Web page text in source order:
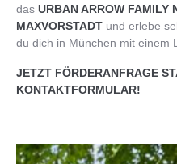
das URBAN ARROW FAMILY
MAXVORSTADT und erlebe
du dich in München mit einem
JETZT FÖRDERANFRAGE
KONTAKTFORMULAR!